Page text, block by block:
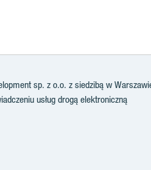
sp. z o.o. z siedzibą w
usług drogą elektroniczną